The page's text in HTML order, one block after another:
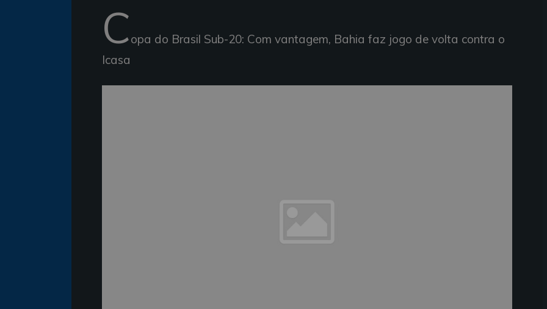
Copa do Brasil Sub-20: Com vantagem, Bahia faz jogo de volta contra o
Icasa